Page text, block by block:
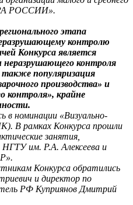
РОССИИ».
этапа
контролю
Конкурса является
неразрушающего контроля
популяризация
производства» и
контроля», крайне
в номинации «Визуально-
В рамках Конкурса прошли
занятия,
НГТУ им. Р.А. Алексеева и
Конкурса обратились
и директор по
РФ Куприянов Дмитрий